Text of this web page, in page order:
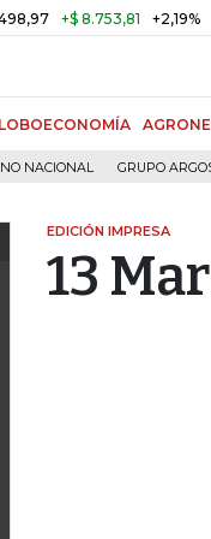
+$ 8.753,81 +2,19%
NACIONAL GRUPO
EDICIÓN IMPRESA
13